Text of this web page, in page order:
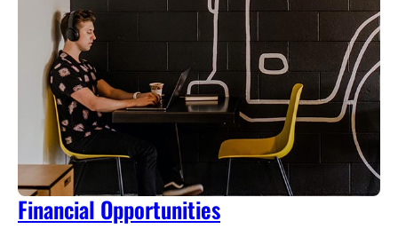
Financial Opportunities